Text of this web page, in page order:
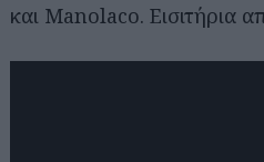
και Manolaco. Εισιτήρια